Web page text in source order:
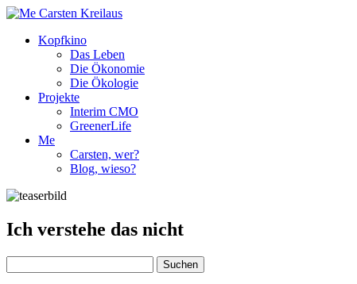
Kopfkino
Das Leben
Die Ökonomie
Die Ökologie
Projekte
Interim CMO
GreenerLife
Me
Carsten, wer?
Blog, wieso?
Ich verstehe das nicht
nach: